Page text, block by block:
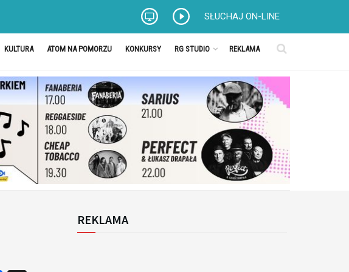
SŁUCHAJ ON-LINE
KULTURA ATOM NA POMORZU KONKURSY RG STUDIO REKLAMA
REKLAMA